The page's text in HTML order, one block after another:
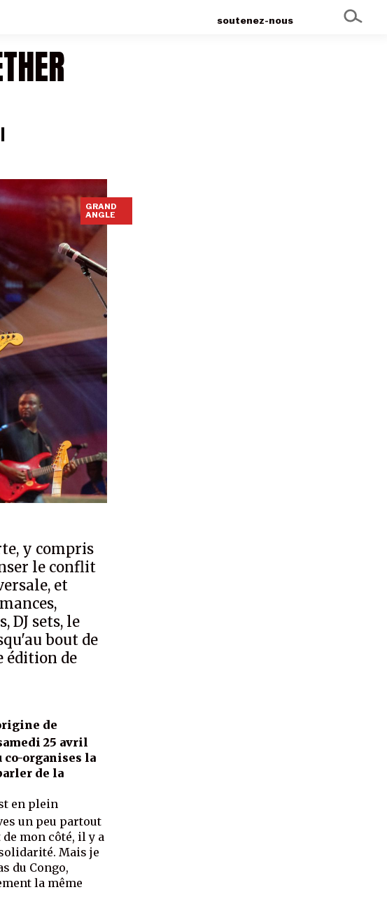
soutenez-nous
GRAND
ANGLE
y compris
le conflit
et
DJ sets, le
bout de
édition de
de
25 avril
co-organises la
de la
en plein
un peu partout
mon côté, il y a
Mais je
du Congo,
la même